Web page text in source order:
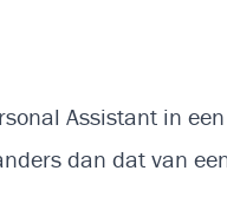
Assistant in
dan dat van